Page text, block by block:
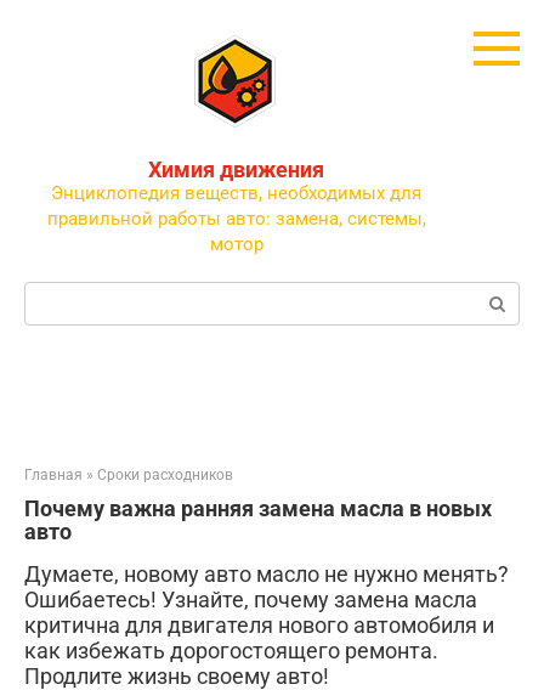
Химия движения
Энциклопедия веществ, необходимых для
правильной работы авто: замена, системы,
мотор
Поиск:
Главная » Сроки расходников
Почему важна ранняя замена масла в новых
авто
Думаете, новому авто масло не нужно менять?
Ошибаетесь! Узнайте, почему замена масла
критична для двигателя нового автомобиля и
как избежать дорогостоящего ремонта.
Продлите жизнь своему авто!